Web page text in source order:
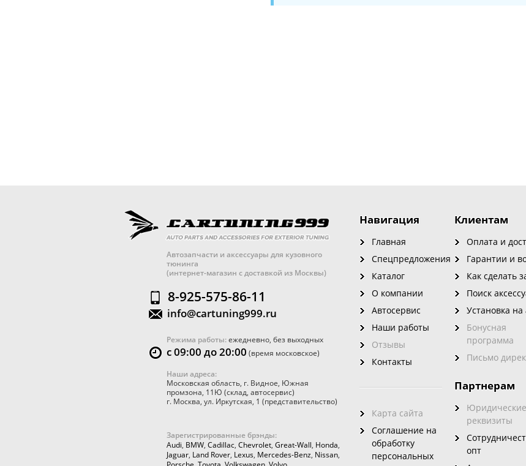
Автозапчасти и аксессуары для кузовного
тюнинга
(интернет-магазин с доставкой из Москвы)
8-925-575-86-11
info@cartuning999.ru
Режима работы:ежедневно, без выходных
с 09:00 до 20:00 (время московское)
Наши адреса:
Московская область, г. Видное, Южная
промзона, 11Ю (склад, автосервис)
г. Москва, ул. Иркутская, 1 (представительство)
Зарегистрированные брэнды:
Audi, BMW, Cadillac, Chevrolet, Great-Wall, Honda,
Jaguar, Land Rover, Lexus, Mercedes-Benz, Nissan,
Навигация
Главная
Спецпредложения
Каталог
О компании
Автосервис
Наши работы
Отзывы
Контакты
Карта сайта
Соглашение на
обработку
персональных
Клиентам
Оплата и
Гарантии и
Как сделать
Поиск
Установка на
Бонусная
программа
Письмо
Партнерам
Юридические
реквизиты
опт